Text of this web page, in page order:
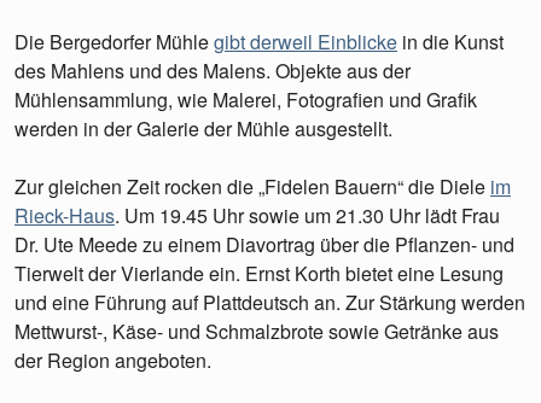
Die Bergedorfer Mühlegibt derweil Einblicke in die Kunst
des Mahlens und des Malens. Objekte aus der
Mühlensammlung, wie Malerei, Fotografien und Grafik
werden in der Galerie der Mühle ausgestellt.
Zur gleichen Zeit rocken die „Fidelen Bauern“ die Diele im
Rieck-Haus. Um 19.45 Uhr sowie um 21.30 Uhr lädt Frau
Dr. Ute Meede zu einem Diavortrag über die Pflanzen- und
Tierwelt der Vierlande ein. Ernst Korth bietet eine Lesung
und eine Führung auf Plattdeutsch an. Zur Stärkung werden
Mettwurst-, Käse- und Schmalzbrote sowie Getränke aus
der Region angeboten.